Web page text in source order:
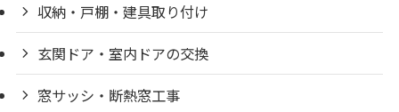
収納・戸棚・建具取り付け
玄関ドア・室内ドアの交換
窓サッシ・断熱窓工事